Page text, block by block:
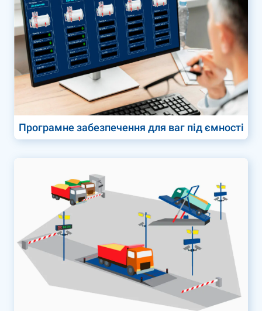
Програмне забезпечення для ваг під ємності